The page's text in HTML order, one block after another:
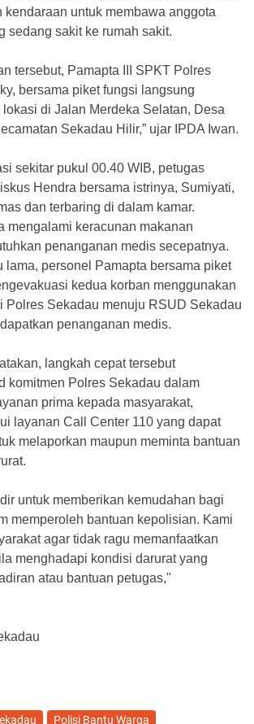
kendaraan untuk membawa anggota
sedang sakit ke rumah sakit.
tersebut, Pamapta III SPKT Polres
bersama piket fungsi langsung
lokasi di Jalan Merdeka Selatan, Desa
Sekadau Hilir,” ujar IPDA Iwan.
sekitar pukul 00.40 WIB, petugas
Hendra bersama istrinya, Sumiyati,
dan terbaring di dalam kamar.
mengalami keracunan makanan
penanganan medis secepatnya.
lama, personel Pamapta bersama piket
kedua korban menggunakan
Polres Sekadau menuju RSUD Sekadau
penanganan medis.
langkah cepat tersebut
komitmen Polres Sekadau dalam
prima kepada masyarakat,
layanan Call Center 110 yang dapat
melaporkan maupun meminta bantuan
untuk memberikan kemudahan bagi
memperoleh bantuan kepolisian. Kami
agar tidak ragu memanfaatkan
menghadapi kondisi darurat yang
atau bantuan petugas,"
Polisi Bantu Warga